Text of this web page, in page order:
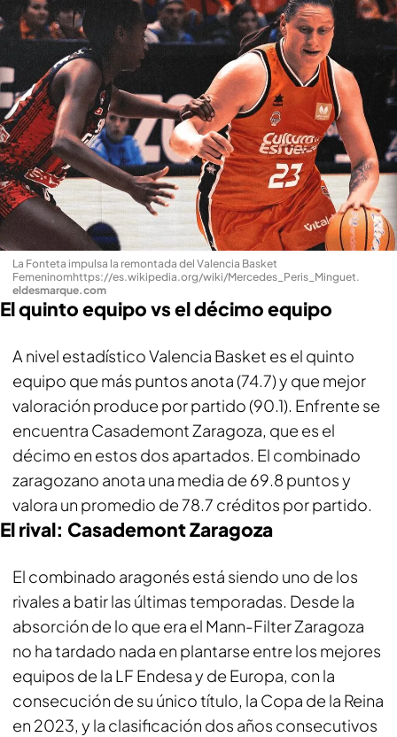
La Fonteta impulsa la remontada del Valencia Basket
Femeninomhttps://es.wikipedia.org/wiki/Mercedes_Peris_Minguet.
eldesmarque.com
El quinto equipo vs el décimo equipo
A nivel estadístico Valencia Basket es el quinto
equipo que más puntos anota (74.7) y que mejor
valoración produce por partido (90.1). Enfrente se
encuentra Casademont Zaragoza, que es el
décimo en estos dos apartados. El combinado
zaragozano anota una media de 69.8 puntos y
valora un promedio de 78.7 créditos por partido.
El rival: Casademont Zaragoza
El combinado aragonés está siendo uno de los
rivales a batir las últimas temporadas. Desde la
absorción de lo que era el Mann-Filter Zaragoza
no ha tardado nada en plantarse entre los mejores
equipos de la LF Endesa y de Europa, con la
consecución de su único título, la Copa de la Reina
en 2023, y la clasificación dos años consecutivos